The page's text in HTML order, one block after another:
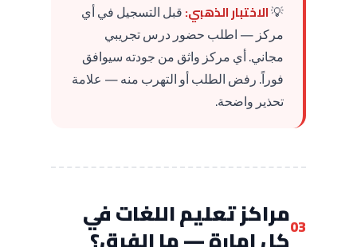
💡الاختبار الذهبي:قبل التسجيل في أي
مركز — اطلب حضور درس تجريبي
مجاني. أي مركز واثق من جودته سيوافق
فوراً. رفض الطلب أو التهرب منه — علامة
تحذير واضحة.
03مراكز تعليم اللغات في